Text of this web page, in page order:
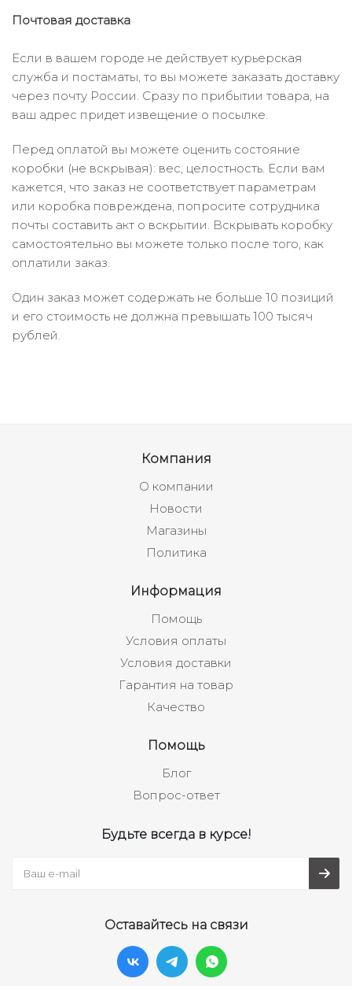
Почтовая доставка
Если в вашем городе не действует курьерская
служба и постаматы, то вы можете заказать доставку
через почту России. Сразу по прибытии товара, на
ваш адрес придет извещение о посылке.
Перед оплатой вы можете оценить состояние
коробки (не вскрывая): вес, целостность. Если вам
кажется, что заказ не соответствует параметрам
или коробка повреждена, попросите сотрудника
почты составить акт о вскрытии. Вскрывать коробку
самостоятельно вы можете только после того, как
оплатили заказ.
Один заказ может содержать не больше 10 позиций
и его стоимость не должна превышать 100 тысяч
рублей.
Компания
О компании
Новости
Магазины
Политика
Информация
Помощь
Условия оплаты
Условия доставки
Гарантия на товар
Качество
Помощь
Блог
Вопрос-ответ
Будьте всегда в курсе!
Оставайтесь на связи